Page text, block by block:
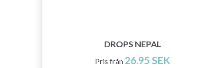
DROPS NEPAL
Pris från 26.95 SEK